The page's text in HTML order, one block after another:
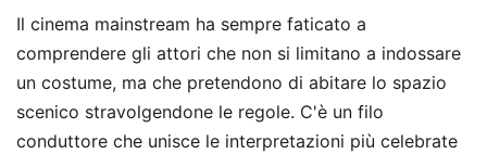
Il cinema mainstream ha sempre faticato a
comprendere gli attori che non si limitano a indossare
un costume, ma che pretendono di abitare lo spazio
scenico stravolgendone le regole. C'è un filo
conduttore che unisce le interpretazioni più celebrate